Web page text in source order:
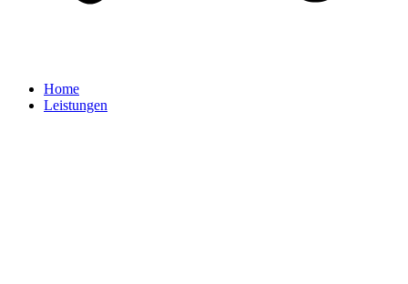
Home
Leistungen